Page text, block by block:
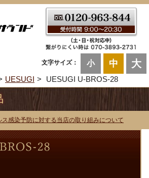
文字サイズ： 小 中 大
UESUGI UESUGI U-BROS-28
ス感染予防に対する当店の取り組みについて